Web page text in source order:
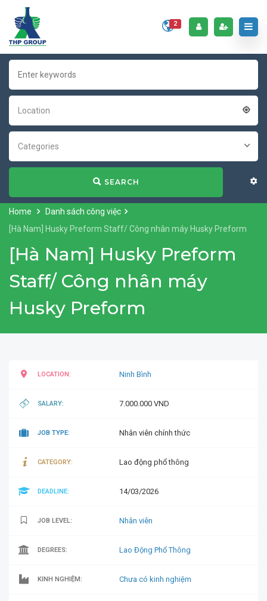
2
Location
Categories
SEARCH
Home
Danh sách công việc
[Hà Nam] Husky Preform Staff/ Công nhân máy Husky Preform
[Hà Nam] Husky Preform
Staff/ Công nhân máy
Husky Preform
LOCATION: Ninh Bình
SALARY: 7.000.000 VND
JOB TYPE: Nhân viên chính thức
CATEGORY: Lao động phổ thông
DEADLINE: 14/03/2026
JOB LEVEL: Nhân viên
DEGREES: Lao Động Phổ Thông
KINH NGHIỆM: Chưa có kinh nghiệm